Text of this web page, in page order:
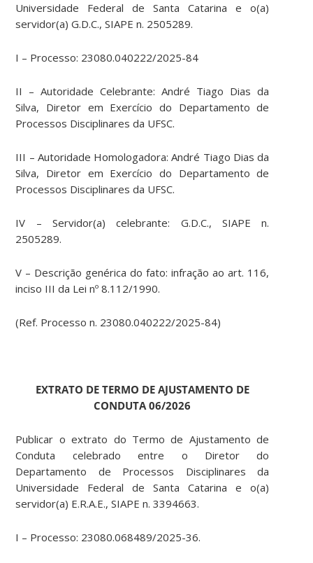
Universidade Federal de Santa Catarina e o(a)
servidor(a) G.D.C., SIAPE n. 2505289.
I – Processo: 23080.040222/2025-84
II – Autoridade Celebrante: André Tiago Dias da
Silva, Diretor em Exercício do Departamento de
Processos Disciplinares da UFSC.
III – Autoridade Homologadora: André Tiago Dias da
Silva, Diretor em Exercício do Departamento de
Processos Disciplinares da UFSC.
IV – Servidor(a) celebrante: G.D.C., SIAPE n.
2505289.
V – Descrição genérica do fato: infração ao art. 116,
inciso III da Lei nº 8.112/1990.
(Ref. Processo n. 23080.040222/2025-84)
EXTRATO DE TERMO DE AJUSTAMENTO DE
CONDUTA 06/2026
Publicar o extrato do Termo de Ajustamento de
Conduta celebrado entre o Diretor do
Departamento de Processos Disciplinares da
Universidade Federal de Santa Catarina e o(a)
servidor(a) E.R.A.E., SIAPE n. 3394663.
I – Processo: 23080.068489/2025-36.